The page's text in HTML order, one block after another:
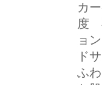
カ
度
ョ
ド
ふ